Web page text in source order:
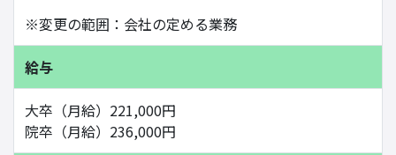
※変更の範囲：会社の定める業務
給与
大卒（月給）221,000円
院卒（月給）236,000円